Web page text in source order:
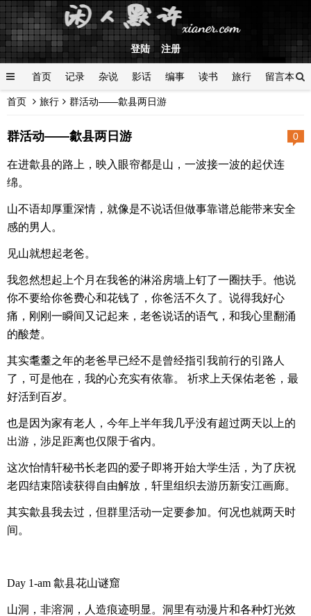
登陆 注册
首页 记录 杂说 影话 编事 读书 旅行 留言本
登陆
首页 旅行 群活动——歙县两日游
0
群活动——歙县两日游
在进歙县的路上，映入眼帘都是山，一波接一波的起伏连
绵。
山不语却厚重深情，就像是不说话但做事靠谱总能带来安全
感的男人。
见山就想起老爸。
我忽然想起上个月在我爸的淋浴房墙上钉了一圈扶手。他说
你不要给你爸费心和花钱了，你爸活不久了。说得我好心
痛，刚刚一瞬间又记起来，老爸说话的语气，和我心里翻涌
的酸楚。
其实耄耋之年的老爸早已经不是曾经指引我前行的引路人
了，可是他在，我的心充实有依靠。 祈求上天保佑老爸，最
好活到百岁。
也是因为家有老人，今年上半年我几乎没有超过两天以上的
出游，涉足距离也仅限于省内。
这次怡情轩秘书长老四的爱子即将开始大学生活，为了庆祝
老四结束陪读获得自由解放，轩里组织去游历新安江画廊。
其实歙县我去过，但群里活动一定要参加。何况也就两天时
间。
Day 1-am 歙县花山谜窟
山洞，非溶洞，人造痕迹明显。洞里有动漫片和各种灯光效